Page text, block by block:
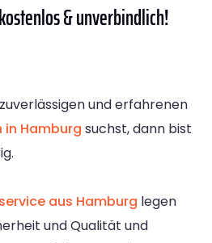
& unverbindlich!
und erfahrenen
in Hamburg suchst, dann bist
aus Hamburg legen
und Qualität und